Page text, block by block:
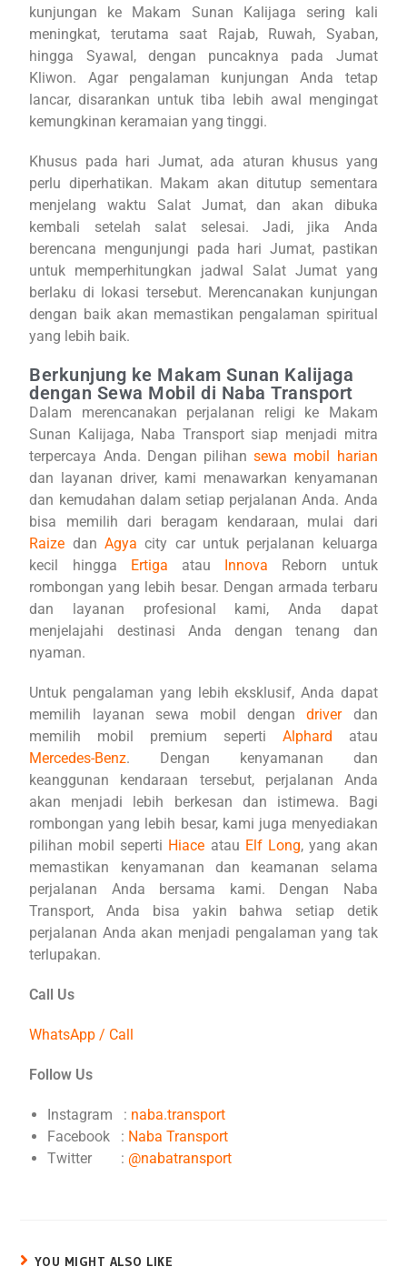
kunjungan ke Makam Sunan Kalijaga sering kali
meningkat, terutama saat Rajab, Ruwah, Syaban,
hingga Syawal, dengan puncaknya pada Jumat
Kliwon. Agar pengalaman kunjungan Anda tetap
lancar, disarankan untuk tiba lebih awal mengingat
kemungkinan keramaian yang tinggi.
Khusus pada hari Jumat, ada aturan khusus yang
perlu diperhatikan. Makam akan ditutup sementara
menjelang waktu Salat Jumat, dan akan dibuka
kembali setelah salat selesai. Jadi, jika Anda
berencana mengunjungi pada hari Jumat, pastikan
untuk memperhitungkan jadwal Salat Jumat yang
berlaku di lokasi tersebut. Merencanakan kunjungan
dengan baik akan memastikan pengalaman spiritual
yang lebih baik.
Berkunjung ke Makam Sunan Kalijaga
dengan Sewa Mobil di Naba Transport
Dalam merencanakan perjalanan religi ke Makam
Sunan Kalijaga, Naba Transport siap menjadi mitra
terpercaya Anda. Dengan pilihansewa mobil harian
dan layanan driver, kami menawarkan kenyamanan
dan kemudahan dalam setiap perjalanan Anda. Anda
bisa memilih dari beragam kendaraan, mulai dari
Raize danAgya city car untuk perjalanan keluarga
kecil hingga Ertiga atau Innova
Reborn untuk
rombongan yang lebih besar. Dengan armada terbaru
dan layanan profesional kami, Anda dapat
menjelajahi destinasi Anda dengan tenang dan
nyaman.
Untuk pengalaman yang lebih eksklusif, Anda dapat
memilih layanan sewa mobil dengandriver
dan
memilih mobil premium seperti Alphard
atau
Mercedes-Benz. Dengan kenyamanan dan
keanggunan kendaraan tersebut, perjalanan Anda
akan menjadi lebih berkesan dan istimewa. Bagi
rombongan yang lebih besar, kami juga menyediakan
pilihan mobil seperti Hiace atau Elf Long, yang akan
memastikan kenyamanan dan keamanan selama
perjalanan Anda bersama kami. Dengan Naba
Transport, Anda bisa yakin bahwa setiap detik
perjalanan Anda akan menjadi pengalaman yang tak
terlupakan.
Call Us
WhatsApp / Call
Follow Us
Instagram : naba.transport
Facebook : Naba Transport
Twitter : @nabatransport
YOU MIGHT ALSO LIKE